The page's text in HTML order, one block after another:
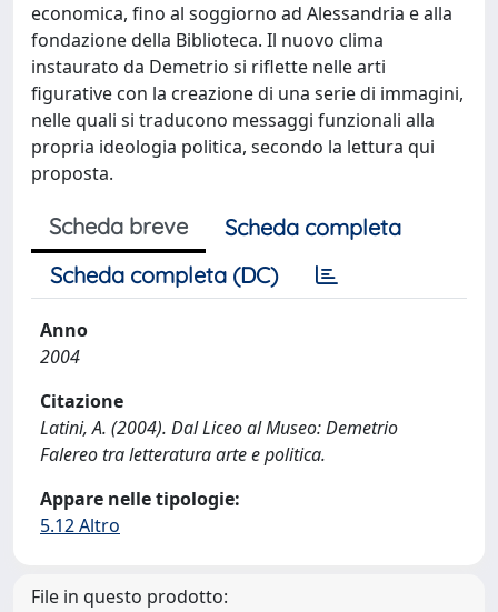
economica, fino al soggiorno ad Alessandria e alla
fondazione della Biblioteca. Il nuovo clima
instaurato da Demetrio si riflette nelle arti
figurative con la creazione di una serie di immagini,
nelle quali si traducono messaggi funzionali alla
propria ideologia politica, secondo la lettura qui
proposta.
Scheda breve
Scheda completa
Scheda completa (DC)
Anno
2004
Citazione
Latini, A. (2004). Dal Liceo al Museo: Demetrio
Falereo tra letteratura arte e politica.
Appare nelle tipologie:
5.12 Altro
File in questo prodotto: